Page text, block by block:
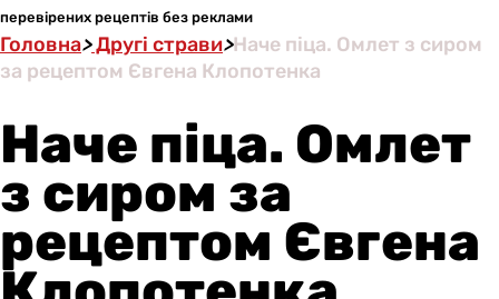
перевірених рецептів без реклами
Головна>Другі страви>Наче піца. Омлет з сиром
за рецептом Євгена Клопотенка
Наче піца. Омлет
з сиром за
рецептом Євгена